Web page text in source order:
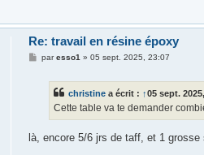
Re: travail en résine époxy
Mparesso1 »05 sept. 2025, 23:07
christine a écrit : ↑05 sept.
Cette table va te demander
là, encore 5/6 jrs de taff, et 1 grosse